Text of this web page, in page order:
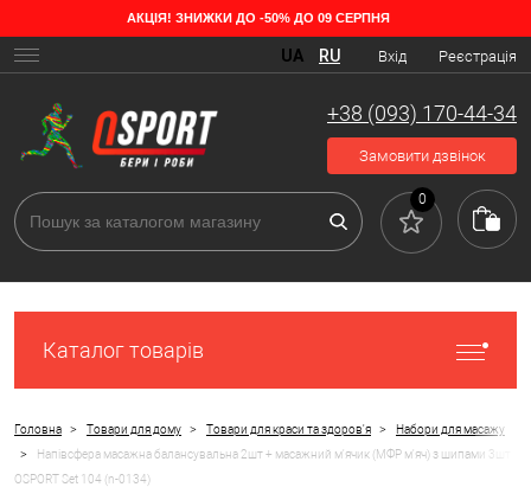
АКЦІЯ! ЗНИЖКИ ДО -50% ДО 09 СЕРПНЯ
Вхід Реєстрація
UA RU
+38 (093) 170-44-34
Замовити дзвінок
0
Каталог товарів
Головна > Товари для дому > Товари для краси та здоров'я > Набори для масажу
>
Напівсфера масажна балансувальна 2шт + масажний м'ячик (МФР м'яч) з шипами 3шт
OSPORT Set 104 (n-0134)